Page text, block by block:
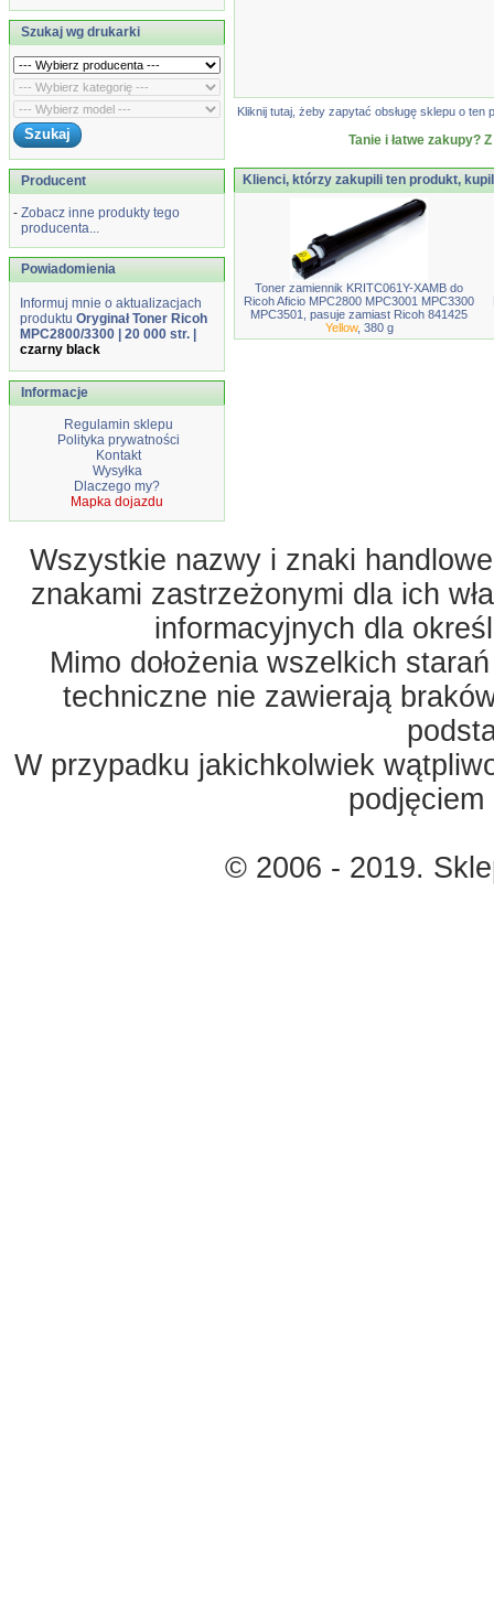
Szukaj wg drukarki
Producent
- Zobacz inne produkty tego
producenta...
Powiadomienia
Informuj mnie o aktualizacjach
produktu Oryginał Toner Ricoh
MPC2800/3300 | 20 000 str. |
czarny black
Informacje
Regulamin sklepu
Polityka prywatności
Kontakt
Wysyłka
Dlaczego my?
Mapka dojazdu
Kliknij tutaj, żeby zapytać obsługę sklepu o
Tanie i łatwe zakupy?
Klienci, którzy zakupili ten produkt,
Toner zamiennik KRITC061Y-XAMB do
Ricoh Aficio MPC2800 MPC3001 MPC3300
MPC3501, pasuje zamiast Ricoh 841425
Yellow, 380 g
Wszystkie nazwy i znaki
znakami zastrzeżonymi dla ich
informacyjnych dla
Mimo dołożenia wszelkich
techniczne nie zawierają
W przypadku jakichkolwiek
© 2006 - 2019.